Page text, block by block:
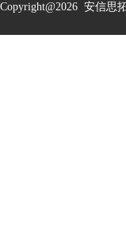
Copyright@2026 安信思